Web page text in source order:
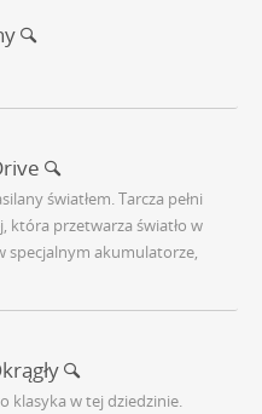
światłem. Tarcza pełni
która przetwarza światło w
specjalnym akumulatorze,
klasyka w tej dziedzinie.